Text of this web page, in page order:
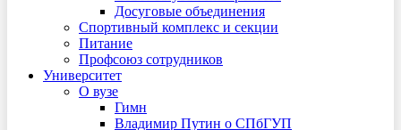
Досуговые объединения
Спортивный комплекс и секции
Питание
Профсоюз сотрудников
Университет
О вузе
Гимн
Владимир Путин о СПбГУП